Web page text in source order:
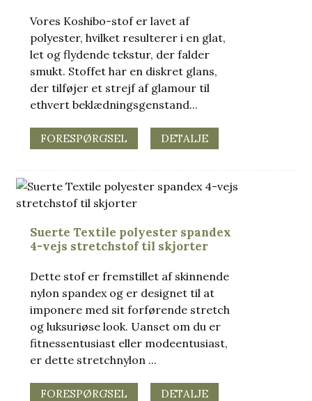
Vores Koshibo-stof er lavet af
polyester, hvilket resulterer i en glat,
let og flydende tekstur, der falder
smukt. Stoffet har en diskret glans,
der tilføjer et strejf af glamour til
ethvert beklædningsgenstand...
FORESPØRGSEL DETALJE
Suerte Textile polyester spandex
4-vejs stretchstof til skjorter
Dette stof er fremstillet af skinnende
nylon spandex og er designet til at
imponere med sit forførende stretch
og luksuriøse look. Uanset om du er
fitnessentusiast eller modeentusiast,
er dette stretchnylon ...
FORESPØRGSEL DETALJE